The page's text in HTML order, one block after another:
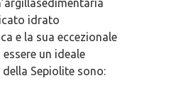
idrato
e la sua eccezionale
un ideale
Sepiolite sono: